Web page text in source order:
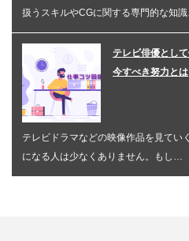
扱うスキルやCGに関する専門的な知識
テレビ俳優とし
今すべき努力とは
テレビドラマなどの映像作品を見てい
になる人は少なくありません。もし…